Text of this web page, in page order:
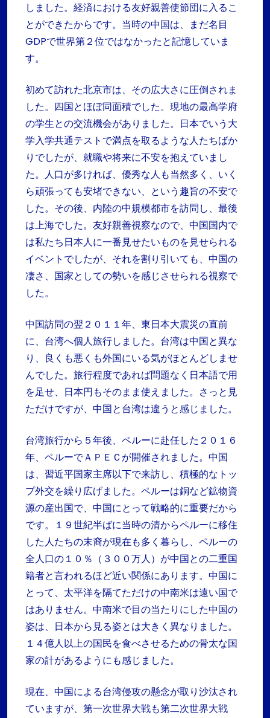
しました。経済における友好親善使節団に入るこ
とができたからです。当時の中国は、まだ名目
GDPで世界第２位ではなかったと記憶していま
す。
初めて訪れた北京市は、その広大さに圧倒されま
した。四国とほぼ同面積でした。現地の最高学府
の学生との交流機会がありました。日本でいう大
学入学共通テストで満点を取るような人たちばか
りでしたが、就職や将来に不安を抱えていまし
た。人口が多ければ、優秀な人も当然多く、いく
ら頑張っても安堵できない、という趣旨の不安で
した。その後、内陸の中規模都市を訪問し、最後
は上海でした。友好親善視察なので、中国国内で
は私たち日本人に一番見せたいものを見せられる
イベントでしたが、それを割り引いても、中国の
凄さ、国家としての勢いを感じさせられる視察で
した。
中国訪問の翌２０１１年、東日本大震災の直前
に、台湾へ個人旅行しました。台湾は中国と異な
り、良くも悪くも外国にいる気がほとんどしませ
んでした。旅行程度であれば問題なく日本語で用
を足せ、日本円もそのまま使えました。さっと見
ただけですが、中国と台湾は違うと感じました。
台湾旅行から５年後、ペルーに赴任した２０１６
年、ペルーでＡＰＥＣが開催されました。中国
は、習近平国家主席以下で来訪し、積極的なトッ
プ外交を繰り広げました。ペルーは銅など鉱物資
源の産出国で、中国にとって戦略的に重要だから
です。１９世紀半ばに当時の清からペルーに移住
した人たちの末裔が現在も多く暮らし、ペルーの
全人口の１０％（３００万人）が中国との二重国
籍者と言われるほど近い関係にあります。中国に
とって、太平洋を隔てただけの中南米は遠い国で
はありません。中南米で目の当たりにした中国の
姿は、日本から見る姿とは大きく異なりました。
１４億人以上の国民を食べさせるための骨太な国
家の計があるようにも感じました。
現在、中国による台湾侵攻の懸念が取り沙汰され
ていますが、第一次世界大戦も第二次世界大戦